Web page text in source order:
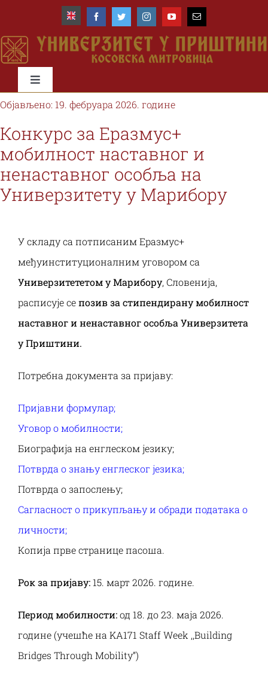
content
Toggle
Navigation
Почетна
Универзитет
Факултети
Наука и пројекти
Међународна сарадња
Алумни
Објављено: 19. фебруара 2026. године
Конкурс за Еразмус+
мобилност наставног и
ненаставног особља на
Универзитету у Марибору
У складу са потписаним Eразмус+
међуинституционалним уговором са
Универзитететом у Марибору, Словенија,
расписује сепозив за стипендирану мобилност
наставног и ненаставног особља Универзитета
у Приштини.
Потребна документа за пријаву:
Пријавни формулар;
Уговор o мобилности;
Биографија на енглеском језику;
Потврда о знању енглеског језика;
Потврда о запослењу;
Сагласност о прикупљању и обради података о
личности;
Копија прве странице пасоша.
Рок за пријаву:15. март 2026. године.
Период мобилности:од 18. до 23. маја 2026.
године (учешће на KA171 Staff Week ,,Building
Bridges Through Mobility”)